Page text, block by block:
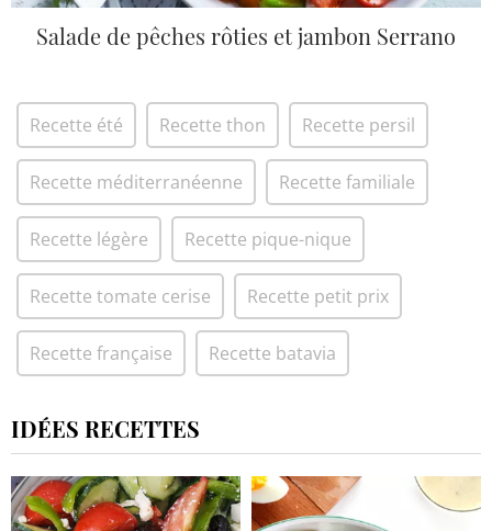
Salade de pêches rôties et jambon Serrano
Recette été Recette thon Recette persil
Recette méditerranéenne Recette familiale
Recette légère Recette pique-nique
Recette tomate cerise Recette petit prix
Recette française Recette batavia
IDÉES RECETTES